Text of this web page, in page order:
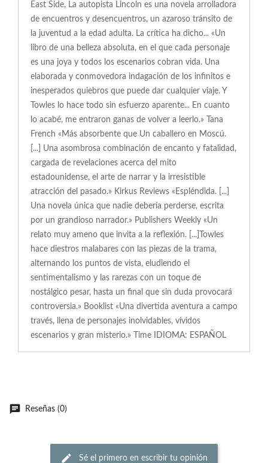
East Side, La autopista Lincoln es una novela arrolladora
de encuentros y desencuentros, un azaroso tránsito de
la juventud a la edad adulta. La crítica ha dicho... «Un
libro de una belleza absoluta, en el que cada personaje
es una joya y todos los escenarios cobran vida. Una
elaborada y conmovedora indagación de los infinitos e
inesperados quiebros que puede dar cualquier viaje. Y
Towles lo hace todo sin esfuerzo aparente... En cuanto
lo acabé, me entraron ganas de volver a leerlo.» Tana
French «Más absorbente que Un caballero en Moscú.
[...] Una asombrosa combinación de encanto y fatalidad,
cargada de revelaciones acerca del mito
estadounidense, el arte de narrar y la irresistible
atracción del pasado.» Kirkus Reviews «Espléndida. [...]
Una novela única que nadie debería perderse, escrita
por un grandioso narrador.» Publishers Weekly «Un
relato muy ameno que invita a la reflexión. [...]Towles
hace diestros malabares con las piezas de la trama,
alternando los puntos de vista, eludiendo el
sentimentalismo y las rarezas con un toque de
nostálgico pesar, hasta un final que sin duda provocará
controversia.» Booklist «Una divertida aventura a campo
través, llena de personajes inolvidables, vívidos
escenarios y gran misterio.» Time IDIOMA: ESPAÑOL
Reseñas (0)
Sé el primero en escribir tu opinión